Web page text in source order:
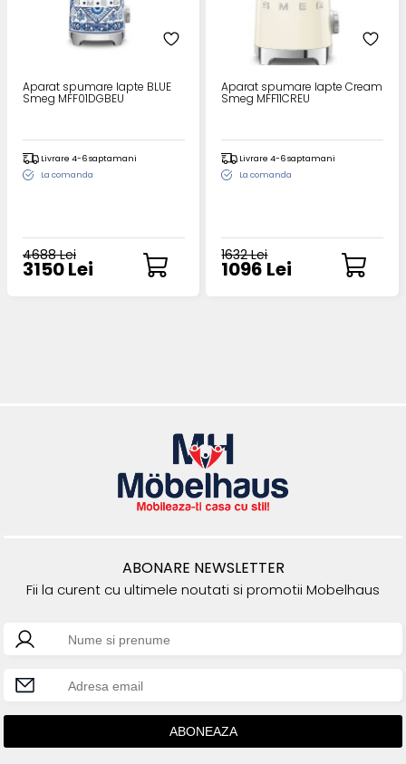
Aparat spumare lapte BLUE
Smeg MFF01DGBEU
Livrare 4-6 saptamani
La comanda
4688 Lei
3150 Lei
Aparat spumare lapte Cream
Smeg MFF11CREU
Livrare 4-6 saptamani
La comanda
1632 Lei
1096 Lei
ABONARE NEWSLETTER
Fii la curent cu ultimele noutati si promotii Mobelhaus